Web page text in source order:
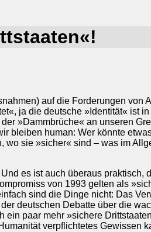
auf die Forderungen von
ja die deutsche »Identität« ist
»Dammbrüche« an unseren
bleiben human: Wer könnte
sie »sicher« sind – was im
es ist auch überaus
von 1993 gelten als
sind die Dinge nicht: Das
deutschen Debatte über die
paar mehr »sichere
verpflichtetes Gewissen